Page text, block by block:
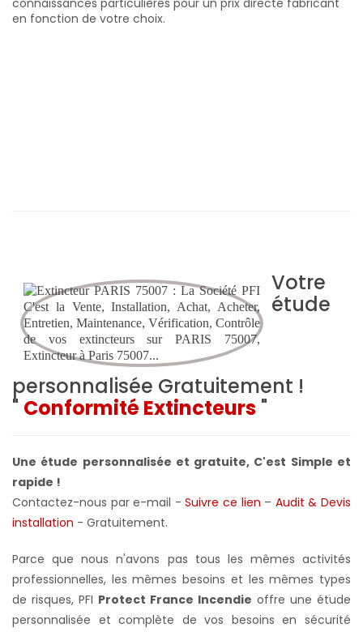
Votre
étude
personnalisée Gratuitement !
" Conformité Extincteurs "
Une étude personnalisée et gratuite, C'est Simple et
rapide !
Contactez-nous par e-mail -Suivre ce lien – Audit & Devis
installation - Gratuitement.
Parce que nous n'avons pas tous les mêmes activités
professionnelles, les mêmes besoins et les mêmes types
de risques, PFI Protect France Incendie offre une étude
personnalisée et complète de vos besoins en sécurité